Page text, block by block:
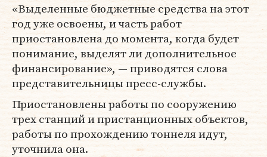
«Выделенные бюджетные средства на этот
год уже освоены, и часть работ
приостановлена до момента, когда будет
понимание, выделят ли дополнительное
финансирование», — приводятся слова
представительницы пресс-службы.
Приостановлены работы по сооружению
трех станций и пристанционных объектов,
работы по прохождению тоннеля идут,
уточнила она.